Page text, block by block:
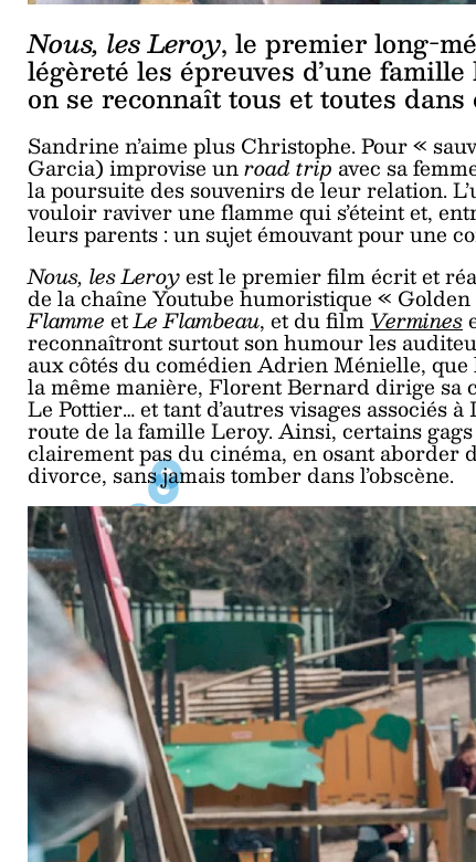
Nous, les Leroy, le premier long-
légèreté les épreuves d’une
on se reconnaît tous et toutes
Sandrine n’aime plus Christophe. Pour «
Garcia) improvise unroad trip avec sa
la poursuite des souvenirs de leur relation.
vouloir raviver une flamme qui s’éteint et,
leurs parents : un sujet émouvant pour une
Nous, les Leroyest le premier film écrit et
de la chaîne Youtube humoristique «
FlammeetLe Flambeau, et du filmVermines
reconnaîtront surtout son humour les
aux côtés du comédien Adrien Ménielle,
la même manière, Florent Bernard dirige sa
Le Pottier… et tant d’autres visages associés
route de la famille Leroy. Ainsi, certains
clairement pas du cinéma, en osant aborder
divorce, sans jamais tomber dans l’obscène.